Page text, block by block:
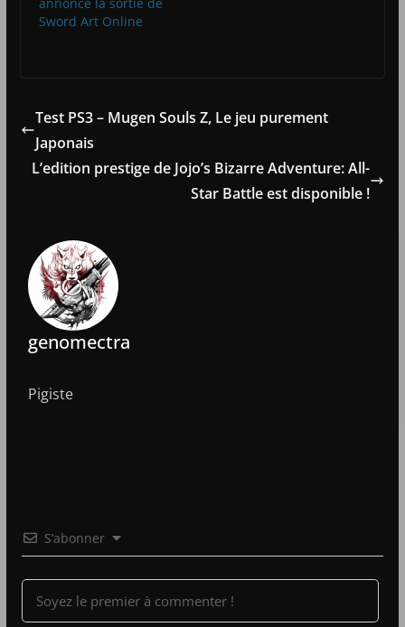
Sword Art Online
Test PS3 – Mugen Souls Z, Le jeu purement
Japonais
L’edition prestige de Jojo’s Bizarre Adventure: All-
Star Battle est disponible !
genomectra
Pigiste
S’abonner